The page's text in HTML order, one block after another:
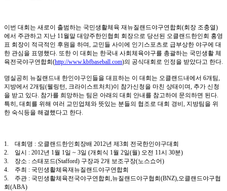
이번 대회는 새로이 출범하는 국민생활체육 재뉴질랜드야구연합회(회장 조충열)
에서 주관하고 지난 11월말 대양주한인협회 회장으로 당선된 오클랜드한인회 홍영
표 회장이 적극적인 후원을 하며, 교민들 사이에 인기스포츠로 급부상한 야구에 대
한 관심을 표명했다. 또한 이 대회는 한국내 사회체육야구를 총괄하는 국민생활 체
육전국야구연합회(http://www.kbfbaseball.com)의 공식대회로 인정을 받았다고 한다.
명실공히 뉴질랜드내 한인야구인들을 대표하는 이 대회는 오클랜드내에서 6개팀,
지방에서 2개팀(웰링턴, 크라이스트처치)이 참가신청을 마친 상태이며, 추가 신청
을 받고 있다. 참가를 희망하는 팀은 아래의 대회 안내를 참고하여 문의하면 된다.
특히, 대회를 위해 여러 교민업체와 뜻있는 분들의 협조로 대회 경비, 지방팀을 위
한 숙식등을 해결했다고 한다.
1. 대회명 : 오클랜드한인회장배 2012년 제3회 전국한인야구대회
2. 일시 : 2012년 1월 1일 ~ 3일 (개회식 1월 2일(월) 오전 11시 30분)
3. 장소 : 스태포드(Stafford) 구장과 2개 보조구장(노스쇼어)
4. 주최 : 국민생활체육재뉴질랜드야구연합회
5. 주관 : 국민생활체육전국야구연합회,뉴질랜드야구협회(BNZ),오클랜드야구협
회(ABA)